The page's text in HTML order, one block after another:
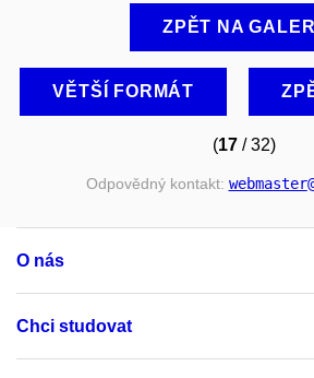
ZPĚT NA
VĚTŠÍ FORMÁT
(17 / 32)
Odpovědný kontakt: webmaster
O nás
Chci studovat